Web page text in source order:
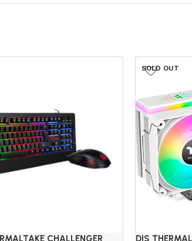
CHALLENGER
SOLD OUT
DIS